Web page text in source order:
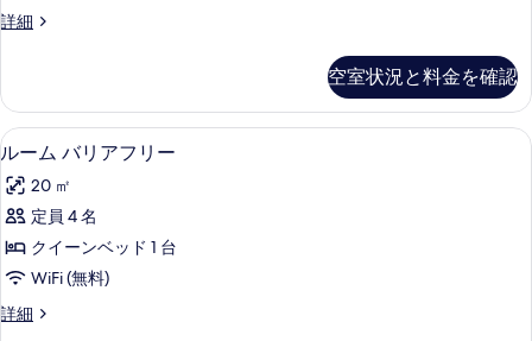
ー
ド
付
き
の
す
べ
て
の
ァ
ド
付
き
の
詳
細
ズ
ッ
ド
1
台
禁
煙
車
椅
詳細
ク
サ
イ
ズ
ッ
ド
台
禁
車
空室状況と料金を確認
ル
ー
ム
バ
リ
フ
アイロン / アイロン台、WiFi (無料)
1
ルーム バリアフリー
20 ㎡
定員 4 名
クイーンベッド 1 台
WiFi (無料)
詳細
ル